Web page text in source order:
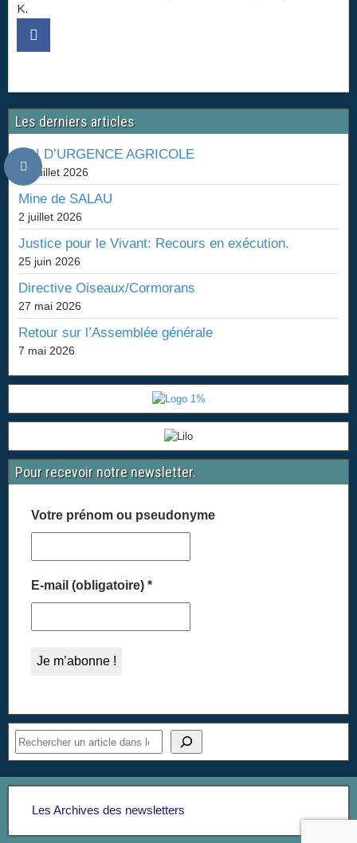
K.
Les derniers articles
LOI D’URGENCE AGRICOLE
26 juillet 2026
Mine de SALAU
2 juillet 2026
Justice pour le Vivant: Recours en exécution.
25 juin 2026
Directive Oiseaux/Cormorans
27 mai 2026
Retour sur l’Assemblée générale
7 mai 2026
Pour recevoir notre newsletter.
Votre prénom ou pseudonyme
E-mail (obligatoire) *
Les Archives des newsletters